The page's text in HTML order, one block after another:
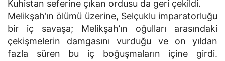
Kuhistan seferine çıkan ordusu da geri çekildi.
Melikşah’ın ölümü üzerine, Selçuklu imparatorluğu
bir iç savaşa; Melikşah’ın oğulları arasındaki
çekişmelerin damgasını vurduğu ve on yıldan
fazla süren bu iç boğuşmaların içine girdi.